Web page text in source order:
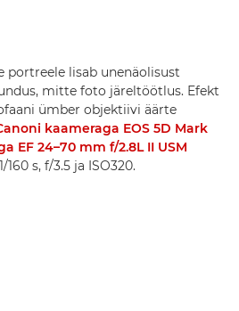
portreele lisab unenäolisust
mitte foto järeltöötlus. Efekt
ümber objektiivi äärte
kaameraga EOS 5D Mark
EF 24–70 mm f/2.8L II USM
s, f/3.5 ja ISO320.